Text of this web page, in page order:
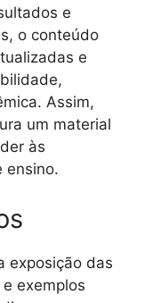
e
o conteúdo
e
Assim,
um material
às
ensino.
exposição das
exemplos